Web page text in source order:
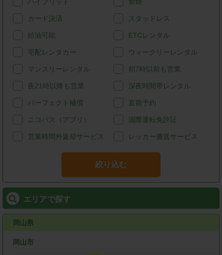
カード決済 スタッドレス
給油可能 ETCレンタル
宅配レンタカー ウィークリーレンタル
マンスリーレンタル 朝7時以前も営業
夜21時以降も営業 深夜時間帯レンタル
パーフェクト補償 直前予約
ニコパス（アプリ） 国際運転免許証
営業時間外返却サービス レッカー搬送サービス
絞り込む
エリアで探す
岡山県
岡山市